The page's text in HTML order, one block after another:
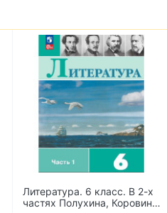
Литература. 6 класс. В 2-х
частях Полухина, Коровина,